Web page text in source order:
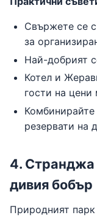
Свържете се
за
Най-добрият
Котел и
гости на
Комбинирайте
резервати на
4. Странджа
дивия бобър
Природният